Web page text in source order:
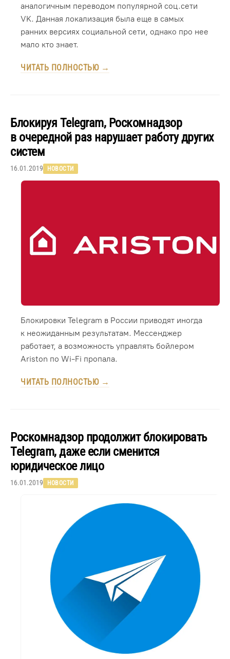
аналогичным переводом популярной соц.сети
VK. Данная локализация была еще в самых
ранних версиях социальной сети, однако про нее
мало кто знает.
ЧИТАТЬ ПОЛНОСТЬЮ →
Блокируя Telegram, Роскомнадзор
в очередной раз нарушает работу других
систем
16.01.2019 НОВОСТИ
Блокировки Telegram в России приводят иногда
к неожиданным результатам. Мессенджер
работает, а возможность управлять бойлером
Ariston по Wi-Fi пропала.
ЧИТАТЬ ПОЛНОСТЬЮ →
Роскомнадзор продолжит блокировать
Telegram, даже если сменится
юридическое лицо
16.01.2019 НОВОСТИ